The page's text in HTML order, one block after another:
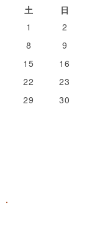
土 日
1
2
8
9
15
16
22
23
29
30